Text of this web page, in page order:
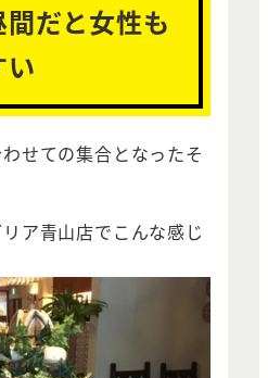
だと女性も
せての集合となったそ
ア青山店でこんな感じ